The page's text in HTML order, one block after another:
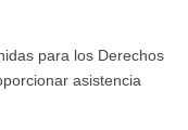
para los Derechos
asistencia